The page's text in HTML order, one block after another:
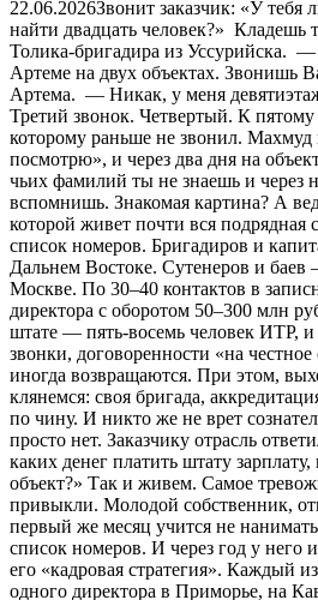
22.06.2026Звонит заказчик: «У тебя
найти двадцать человек?» Кладешь
Толика-бригадира из Уссурийска.
Артеме на двух объектах. Звонишь
Артема. — Никак, у меня
Третий звонок. Четвертый. К
которому раньше не звонил. Махмуд
посмотрю», и через два дня на
чьих фамилий ты не знаешь и через
вспомнишь. Знакомая картина? А
которой живет почти вся подрядная
список номеров. Бригадиров и
Дальнем Востоке. Сутенеров и
Москве. По 30–40 контактов в
директора с оборотом 50–300 млн
штате — пять-восемь человек ИТР,
звонки, договоренности «на
иногда возвращаются. При этом,
клянемся: своя бригада,
по чину. И никто же не врет
просто нет. Заказчику отрасль
каких денег платить штату
объект?» Так и живем. Самое
привыкли. Молодой собственник,
первый же месяц учится не
список номеров. И через год у него
его «кадровая стратегия». Каждый
одного директора в Приморье, на